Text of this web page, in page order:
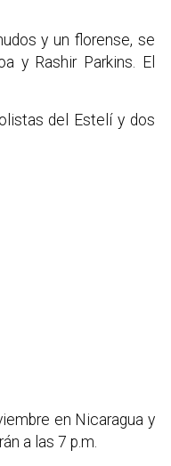
y un florense, se
y Rashir Parkins. El
del Estelí y dos
en Nicaragua y
a las 7 p.m.